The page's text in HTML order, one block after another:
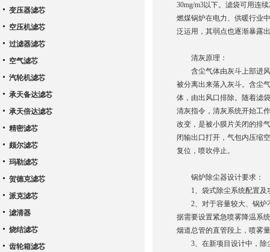
30mg/m3以下。滤袋可用连
燃煤锅炉在电力、供暖行业
泛运用，其弱点也逐渐暴露
清灰原理：
含尘气体由灰斗上部进风
被分离出来落入灰斗。含尘
体，由出风口排除。随着滤
清灰指令，清灰系统开始工
改变，是被小膜片关闭的排
闭输出口打开，气包内压缩
复位，喷吹停止。
锅炉除尘器设计要求：
1、袋式除尘系统配置及功
2、对于容量较大、锅炉不
据需要设置紧急喷雾降温系
烟道总管的直管段上，喷雾
3、在新项目设计中，除
变压器滤芯
空压机滤芯
过滤器滤芯
空气滤芯
汽轮机滤芯
承天备达滤芯
承天倍达滤芯
精密滤芯
颇尔滤芯
玛勒滤芯
贺德克滤芯
派克滤芯
滤清器
烧结滤芯
齿轮箱滤芯